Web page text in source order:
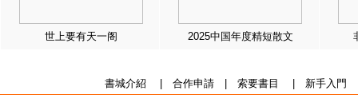
世上要有天一阁 2025中国年度精短散文
書城介紹 合作申請| 索要書目 新手入門